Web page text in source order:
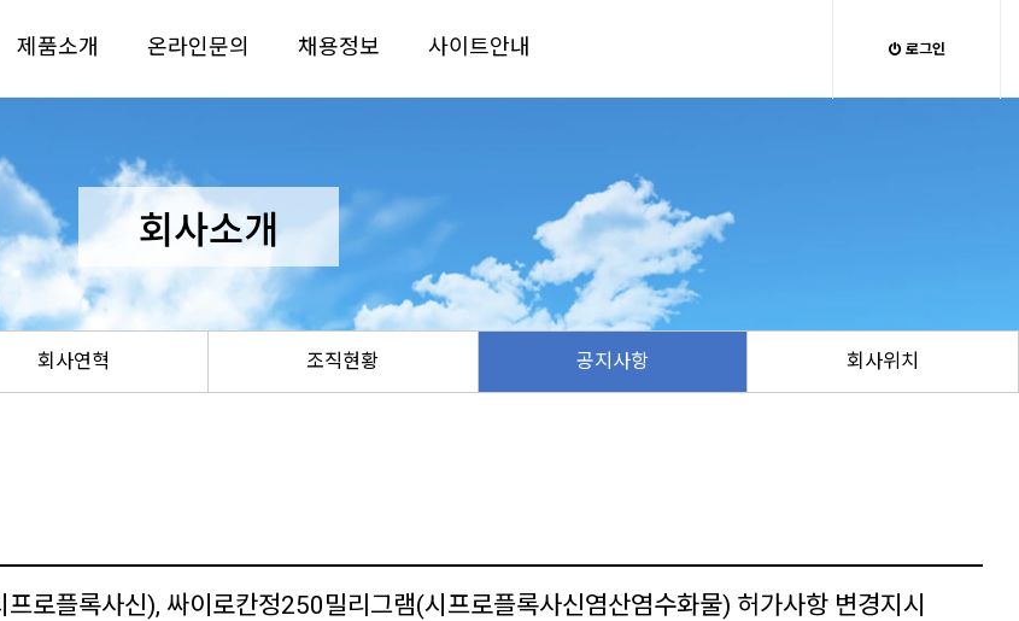
제품소개 온라인문의 채용정보 사이트안내 로그인
회사소개
회사연혁 조직현황 공지사항 회사위치
로플록사신), 싸이로칸정250밀리그램(시프로플록사신염산염수화물) 허가사항 변경지시